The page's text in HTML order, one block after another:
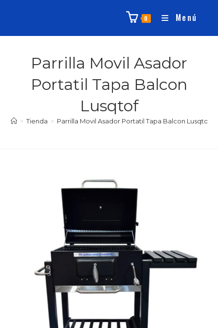
0 Menú
Parrilla Movil Asador
Portatil Tapa Balcon
Lusqtof
> Tienda > Parrilla Movil Asador Portatil Tapa Balcon Lusqtof